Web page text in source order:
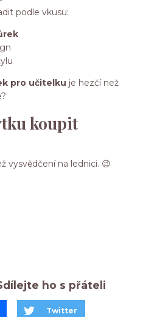
podle vkusu:
pro učitelku je hezčí než
koupit
vysvědčení na lednici. 😉
ho s přáteli
Twitter